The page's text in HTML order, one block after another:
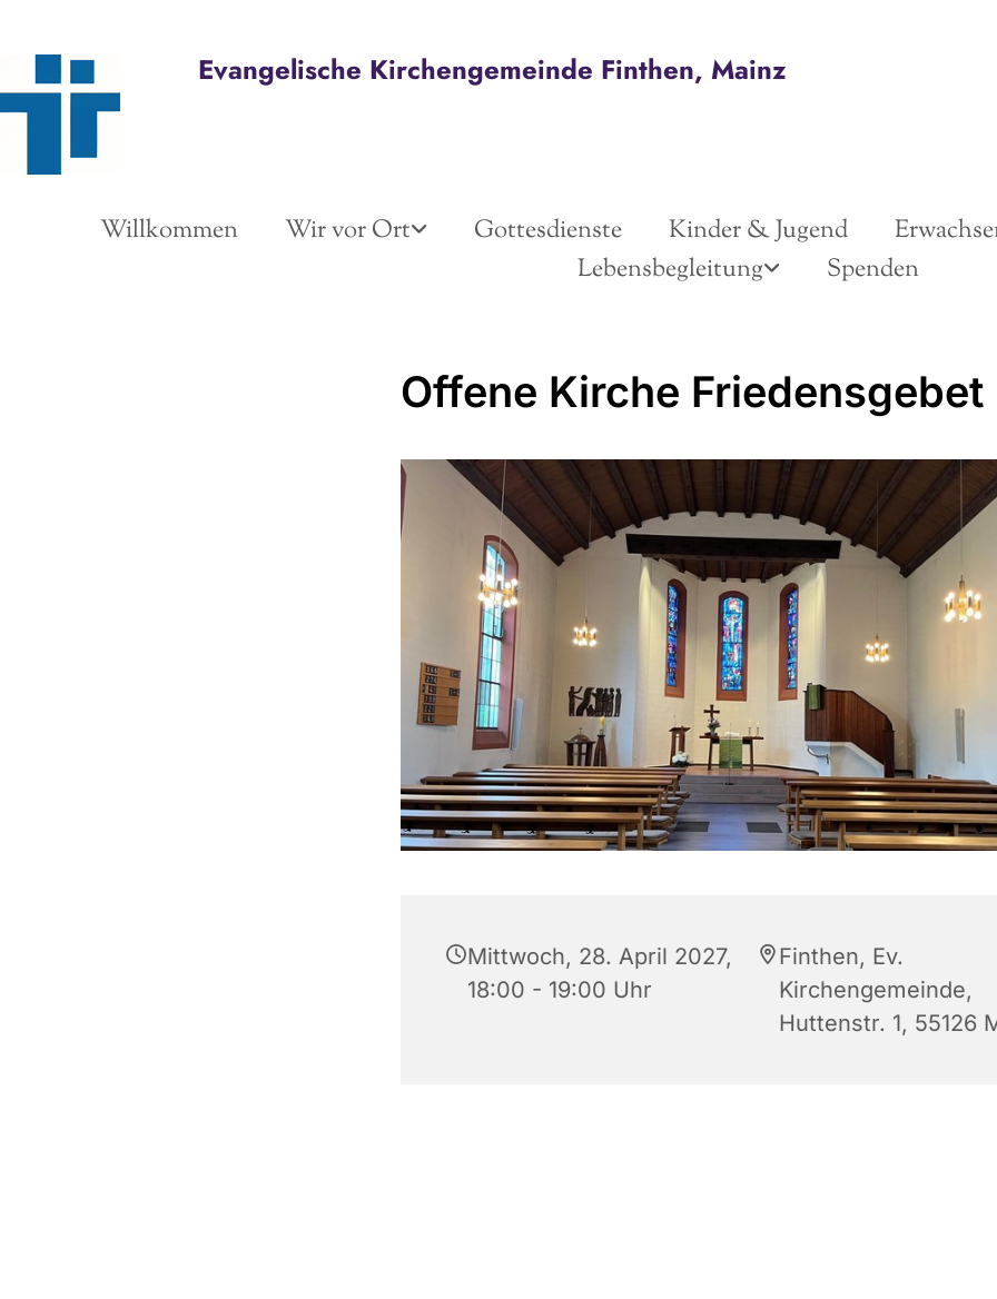
Evangelische Kirchengemeinde Finthen, Mainz
Willkommen Wir vor Ort Gottesdienste Kinder & Jugend
Lebensbegleitung
Spenden
Offene Kirche Friedensgebet
Mittwoch, 28. April 2027,
18:00 - 19:00 Uhr
Finthen, Ev.
Kirchengemeinde,
Huttenstr. 1, 55126